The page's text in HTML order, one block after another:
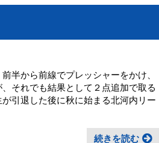
半から前線でプレッシャーをかけ、
それでも結果として２点追加で取る
引退した後に秋に始まる北河内リー
続きを読む